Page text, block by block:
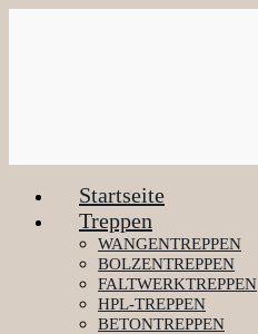
Startseite
Treppen
WANGENTREPPEN
BOLZENTREPPEN
FALTWERKTREPPEN
HPL-TREPPEN
BETONTREPPEN